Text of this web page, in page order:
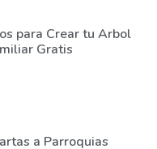
para Crear tu Arbol
Gratis
a Parroquias